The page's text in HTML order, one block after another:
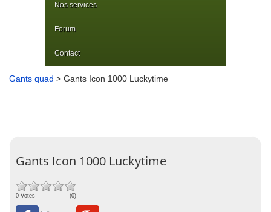
Nos services
Forum
Contact
Gants quad > Gants Icon 1000 Luckytime
Gants Icon 1000 Luckytime
0 Votes (0)